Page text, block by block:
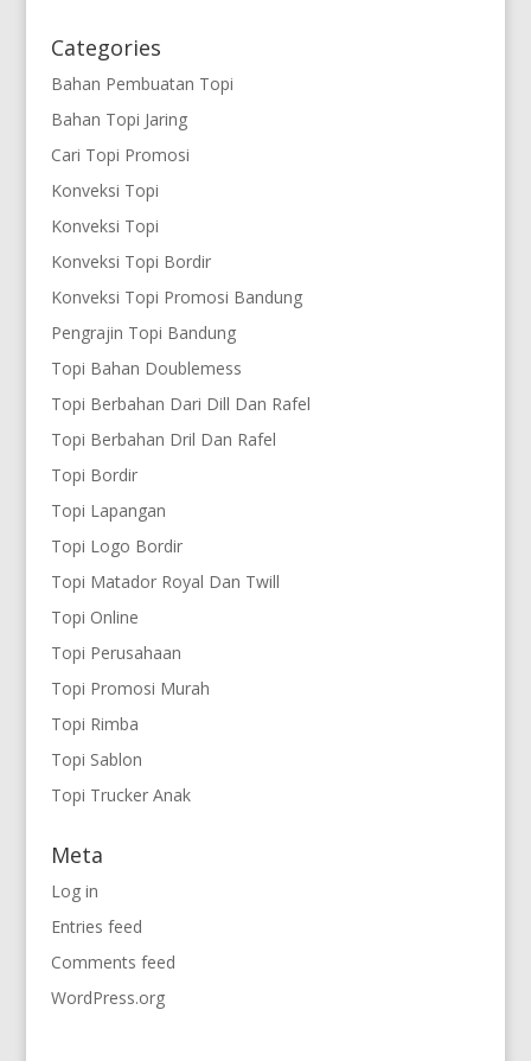
Categories
Bahan Pembuatan Topi
Bahan Topi Jaring
Cari Topi Promosi
Konveksi Topi
Konveksi Topi
Konveksi Topi Bordir
Konveksi Topi Promosi Bandung
Pengrajin Topi Bandung
Topi Bahan Doublemess
Topi Berbahan Dari Dill Dan Rafel
Topi Berbahan Dril Dan Rafel
Topi Bordir
Topi Lapangan
Topi Logo Bordir
Topi Matador Royal Dan Twill
Topi Online
Topi Perusahaan
Topi Promosi Murah
Topi Rimba
Topi Sablon
Topi Trucker Anak
Meta
Log in
Entries feed
Comments feed
WordPress.org